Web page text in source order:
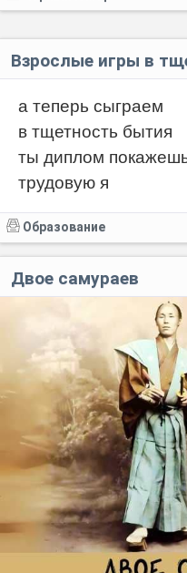
Взрослые игры в
а теперь сыграем
в тщетность бытия
ты диплом
трудовую я
Образование
Двое самураев